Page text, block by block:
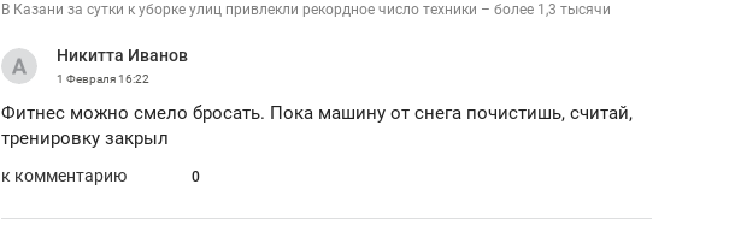
В Казани за сутки к уборке улиц привлекли рекордное число техники – более 1,3 тысячи
Никитта Иванов
1 Февраля16:22
Фитнес можно смело бросать. Пока машину от снега почистишь, считай,
тренировку закрыл
к комментарию 0